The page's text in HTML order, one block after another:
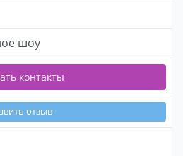
шоу
контакты
отзыв